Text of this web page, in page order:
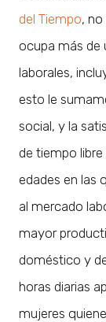
del Tiempo,
ocupa más de
laborales,
esto le
social, y la
de tiempo
edades en las
al mercado
mayor
doméstico y
horas diarias
mujeres